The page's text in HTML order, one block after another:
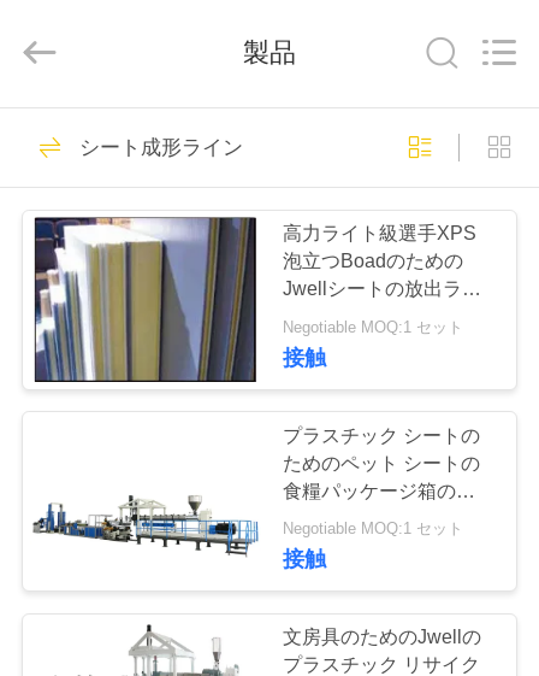
プ
ロ
ダ
ク
ト
た
ち
形
プ
Copyright
jwellextrusionmachinery.com.
Reserved.
パイプ成形ライン
163
プラスチック プロ
フィールの放出ラ
イン
117
91
製品
シート成形ライン
高力ライト級選手XPS
泡立つBoadのための
Jwellシートの放出ライ
ン
Negotiable MOQ:1 セット
接触
プラスチック シートの
ためのペット シートの
食糧パッケージ箱の
Jwellの放出の機械類
Negotiable MOQ:1 セット
接触
文房具のためのJwellの
プラスチック リサイク